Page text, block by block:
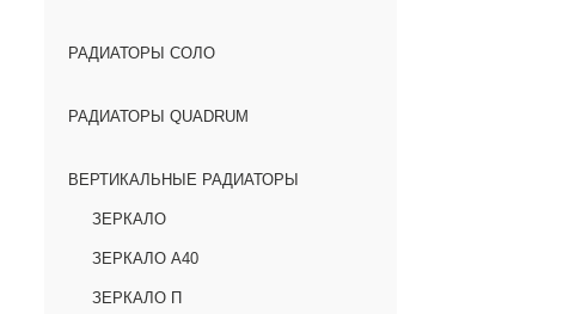
РАДИАТОРЫ СОЛО
РАДИАТОРЫ QUADRUM
ВЕРТИКАЛЬНЫЕ РАДИАТОРЫ
ЗЕРКАЛО
ЗЕРКАЛО А40
ЗЕРКАЛО П